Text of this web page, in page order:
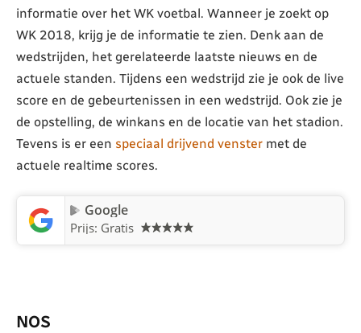
informatie over het WK voetbal. Wanneer je zoekt op
WK 2018, krijg je de informatie te zien. Denk aan de
wedstrijden, het gerelateerde laatste nieuws en de
actuele standen. Tijdens een wedstrijd zie je ook de live
score en de gebeurtenissen in een wedstrijd. Ook zie je
de opstelling, de winkans en de locatie van het stadion.
Tevens is er een speciaal drijvend venster met de
actuele realtime scores.
Google
Prijs: Gratis
NOS